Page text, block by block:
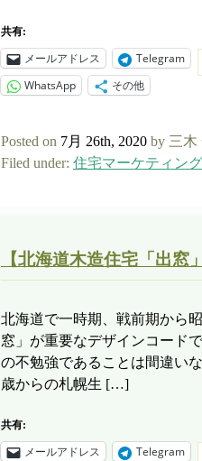
共有:
メールアドレス Telegram
WhatsApp
その他
Posted on 7月 26th, 2020 by 三木
Filed under: 住宅マーケティング
【北海道木造住宅「出窓
北海道で一時期、戦前期から
窓」が重要なデザインコード
の不勉強であることは間違い
歳からの札幌生 […]
共有:
メールアドレス Telegram